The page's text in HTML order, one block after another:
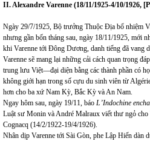
II. Alexandre Varenne (18/11/1925-4/10/1926,
Ngày 29/7/1925, Bộ trưởng Thuộc Địa bổ nhiệm
nhưng gần bốn tháng sau, ngày 18/11/1925, mới
khi Varenne tới Đông Dương, danh tiếng đã vang
Varenne sẽ mang lại những cải cách quan trọng
trung lưu Việt—đại diện bằng các thành phần có
không giới hạn trong số cựu du sinh viên từ
hơn cho ba xứ Nam Kỳ, Bắc Kỳ và An Nam.
Ngay hôm sau, ngày 19/11, báo L’Indochine
Luật sư Monin và André Malraux viết thư ngỏ
Cognacq (14/2/1922-19/4/1926).
Nhân dịp Varenne tới Sài Gòn, phe Lập Hiến dàn